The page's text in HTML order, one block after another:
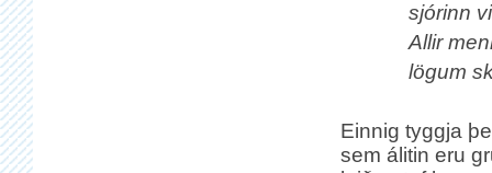
sjórinn
Allir
lögum
Einnig tyggja
sem álitin eru